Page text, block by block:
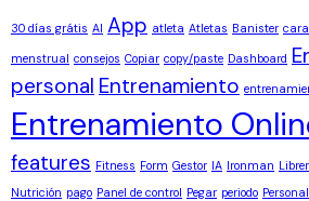
30 días grátis AI App atleta Atletas Banister
menstrual consejos Copiar copy/paste Dashboard
personal Entrenamiento
Entrenamiento
features Fitness Form Gestor IA Ironman
Nutrición pago Panel de control Pegar periodo